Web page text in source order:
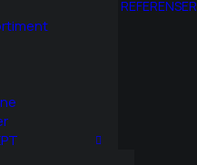
REFERENSER